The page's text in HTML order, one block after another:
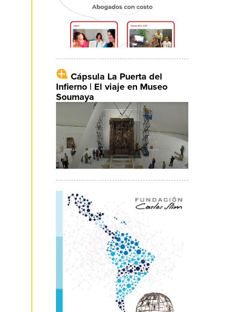
Cápsula La Puerta del
Infierno | El viaje en Museo
Soumaya